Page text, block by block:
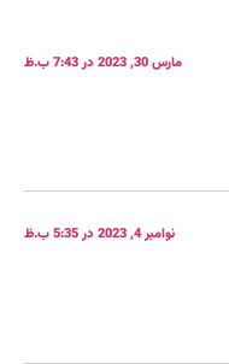
مارس 30, 2023 در 7:43 ب.ظ
نوامبر 4, 2023 در 5:35 ب.ظ